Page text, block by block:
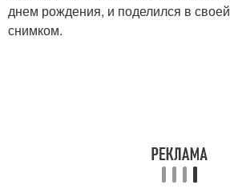
днем рождения, и поделился в
снимком.